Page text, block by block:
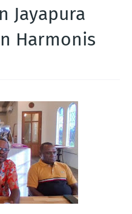
Jayapura
Harmonis